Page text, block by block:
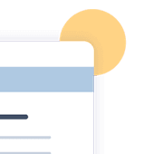
(Suisse) Accueil